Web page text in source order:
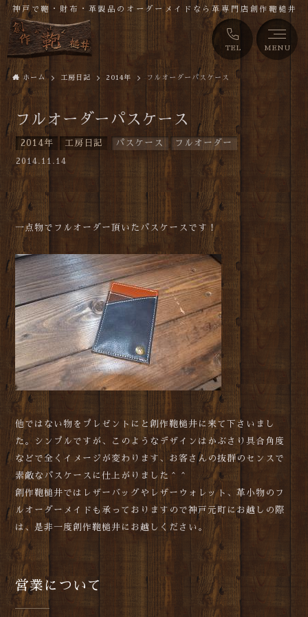
TEL MENU
神戸で鞄・財布・革製品のオーダーメイドなら革専門店創作鞄槌井
ホーム 工房日記 2014年 フルオーダーパスケース
フルオーダーパスケース
2014年 工房日記 パスケース フルオーダー
2014.11.14
一点物でフルオーダー頂いたパスケースです！
他ではない物をプレゼントにと創作鞄槌井に来て下さいまし
た。シンプルですが、このようなデザインはかぶさり具合角度
などで全くイメージが変わります、お客さんの抜群のセンスで
素敵なパスケースに仕上がりました＾＾
創作鞄槌井ではレザーバッグやレザーウォレット、革小物のフ
ルオーダーメイドも承っておりますので神戸元町にお越しの際
は、是非一度創作鞄槌井にお越しください。
営業について